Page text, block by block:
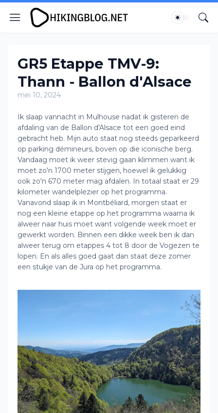
GR5 Etappe TMV-9:
Thann - Ballon d'Alsace
mei 10, 2024
Ik slaap vannacht in Mulhouse nadat ik gisteren de
afdaling van de Ballon d'Alsace tot een goed eind
gebracht heb. Mijn auto staat nog steeds geparkeerd
op parking démineurs, boven op die iconische berg.
Vandaag moet ik weer stevig gaan klimmen want ik
moet zo'n 1700 meter stijgen, hoewel ik gelukkig
ook zo'n 670 meter mag afdalen. In totaal staat er 29
kilometer wandelplezier op het programma.
Vanavond slaap ik in Montbéliard, morgen staat er
nog een kleine etappe op het programma waarna ik
alweer naar huis moet want volgende week moet er
gewerkt worden. Binnen een dikke week ben ik dan
alweer terug om etappes 4 tot 8 door de Vogezen te
lopen. En als alles goed gaat dan staat deze zomer
een stukje van de Jura op het programma.